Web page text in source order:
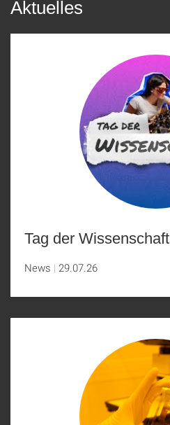
Aktuelles
Tag der Wissenschaft
News 29.07.26